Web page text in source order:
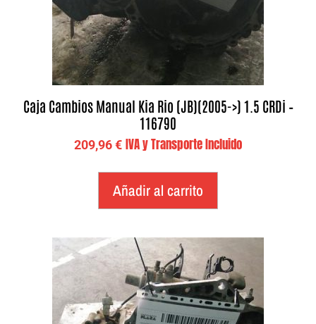
Caja Cambios Manual Kia Rio (JB)(2005->) 1.5 CRDi –
116790
209,96€ IVA y Transporte Incluido
Añadir al carrito